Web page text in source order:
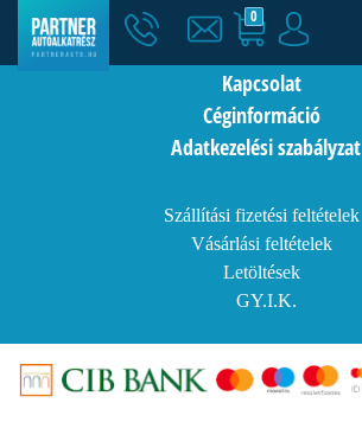
0
Hírek
Kapcsolat
Céginformáció
Adatkezelési szabályzat
Szállítási fizetési feltételek
Vásárlási feltételek
Letöltések
GY.I.K.